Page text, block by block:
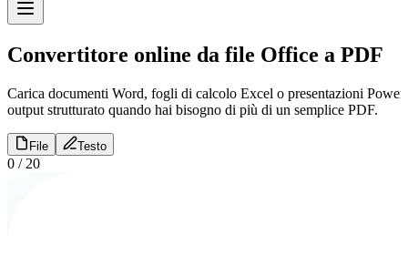
Convertitore online da file Office a PDF
Carica documenti Word, fogli di calcolo Excel o presentazioni
output strutturato quando hai bisogno di più di un semplice PDF.
File Testo
0 / 20